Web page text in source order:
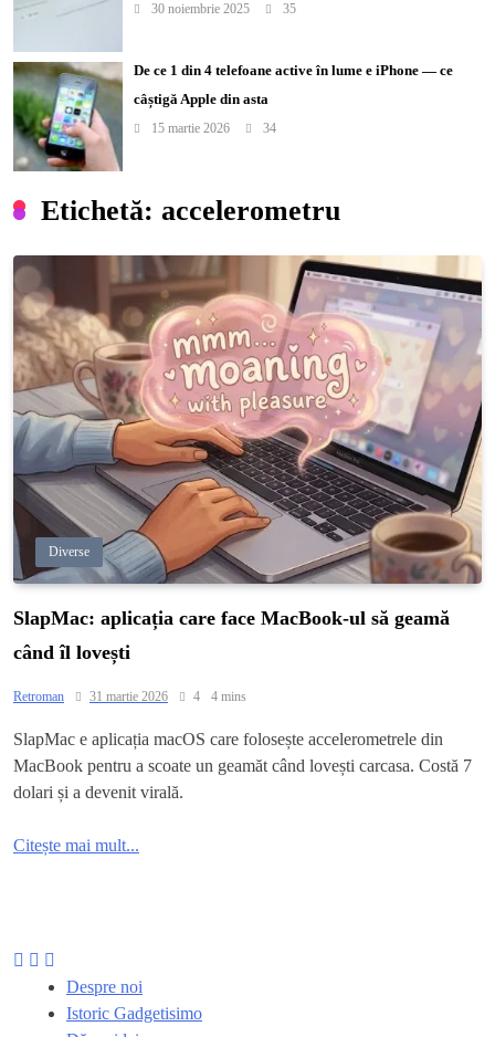
Etichetă: accelerometru
Diverse
SlapMac: aplicația care face MacBook-ul să geamă
când îl lovești
Retroman 31 martie 2026 4 4 mins
SlapMac e aplicația macOS care folosește accelerometrele din
MacBook pentru a scoate un geamăt când lovești carcasa. Costă 7
dolari și a devenit virală.
Citește mai mult...
30 noiembrie 2025 35
De ce 1 din 4 telefoane active în lume e iPhone — ce
câștigă Apple din asta
15 martie 2026 34
Despre noi
Istoric Gadgetisimo